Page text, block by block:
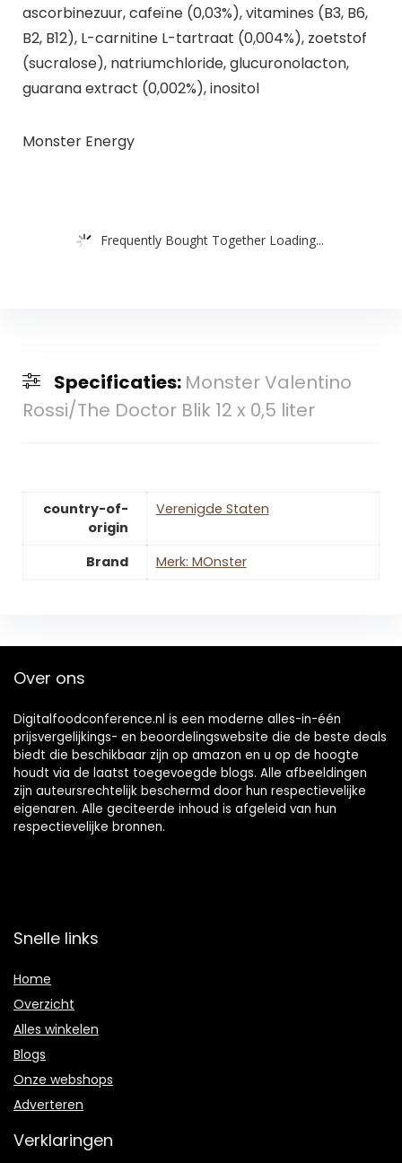
ascorbinezuur, cafeïne (0,03%), vitamines (B3, B6,
B2, B12), L-carnitine L-tartraat (0,004%), zoetstof
(sucralose), natriumchloride, glucuronolacton,
guarana extract (0,002%), inositol
Monster Energy
Frequently Bought Together Loading...
Specificaties: Monster Valentino
Rossi/The Doctor Blik 12 x 0,5 liter
country-of-
origin
‎Verenigde Staten
Brand Merk: MOnster
Over ons
Digitalfoodconference.nl is een moderne alles-in-één
prijsvergelijkings- en beoordelingswebsite die de beste deals
biedt die beschikbaar zijn op amazon en u op de hoogte
houdt via de laatst toegevoegde blogs. Alle afbeeldingen
zijn auteursrechtelijk beschermd door hun respectievelijke
eigenaren. Alle geciteerde inhoud is afgeleid van hun
respectievelijke bronnen.
Snelle links
Home
Overzicht
Alles winkelen
Blogs
Onze webshops
Adverteren
Verklaringen